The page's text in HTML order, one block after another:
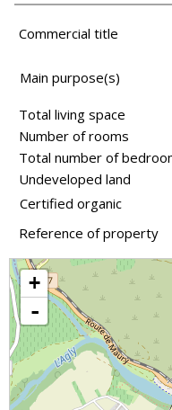
Commercial title
Main purpose(s)
Total living space
Number of rooms
Total number of
Undeveloped land
Certified organic
Reference of property
+
-